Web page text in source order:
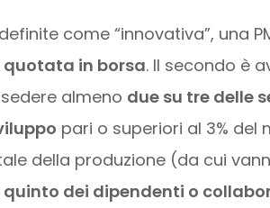
come “innovativa”, una
quotata in borsa. Il secondo è
almeno due su tre delle
pari o superiori al 3%
della produzione (da cui
quinto dei dipendenti o